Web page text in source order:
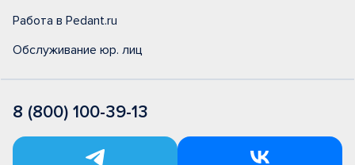
Работа в Pedant.ru
Обслуживание юр. лиц
8 (800) 100-39-13